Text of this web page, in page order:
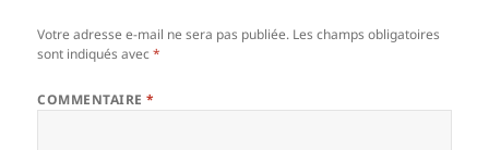
Votre adresse e-mail ne sera pas publiée. Les champs obligatoires
sont indiqués avec*
COMMENTAIRE*